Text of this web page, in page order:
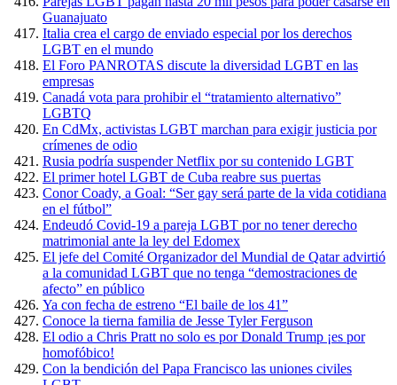
Guanajuato
Italia crea el cargo de enviado especial por los derechos
LGBT en el mundo
El Foro PANROTAS discute la diversidad LGBT en las
empresas
Canadá vota para prohibir el “tratamiento alternativo”
LGBTQ
En CdMx, activistas LGBT marchan para exigir justicia por
crímenes de odio
Rusia podría suspender Netflix por su contenido LGBT
El primer hotel LGBT de Cuba reabre sus puertas
Conor Coady, a Goal: “Ser gay será parte de la vida cotidiana
en el fútbol”
Endeudó Covid-19 a pareja LGBT por no tener derecho
matrimonial ante la ley del Edomex
El jefe del Comité Organizador del Mundial de Qatar advirtió
a la comunidad LGBT que no tenga “demostraciones de
afecto” en público
Ya con fecha de estreno “El baile de los 41”
Conoce la tierna familia de Jesse Tyler Ferguson
El odio a Chris Pratt no solo es por Donald Trump ¡es por
homofóbico!
Con la bendición del Papa Francisco las uniones civiles